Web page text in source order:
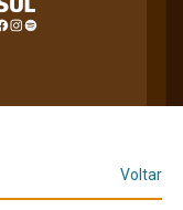
Voltar